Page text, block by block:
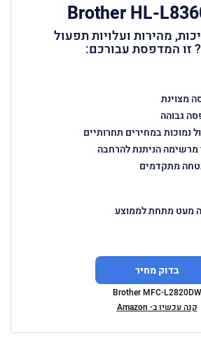
Brother HL-
מהירות ועלויות תפעול
זו המדפסת עבורכם:
מצוינת
גבוהה
נמוכות במחירים תחרותיים
מרשימה הניתנת להרחבה
מתקדמים
מעט מתחת לממוצע
בדוק מחיר
Brother MFC-L2820DW
קנה עכשיו ב- Amazon